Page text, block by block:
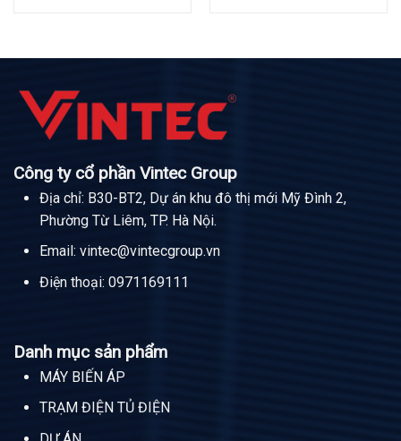
Công ty cổ phần Vintec Group
Địa chỉ: B30-BT2, Dự án khu đô thị mới Mỹ Đình 2,
Phường Từ Liêm, TP. Hà Nội.
Email:vintec@vintecgroup.vn
Điện thoại:0971169111
Danh mục sản phẩm
MÁY BIẾN ÁP
TRẠM ĐIỆN TỦ ĐIỆN